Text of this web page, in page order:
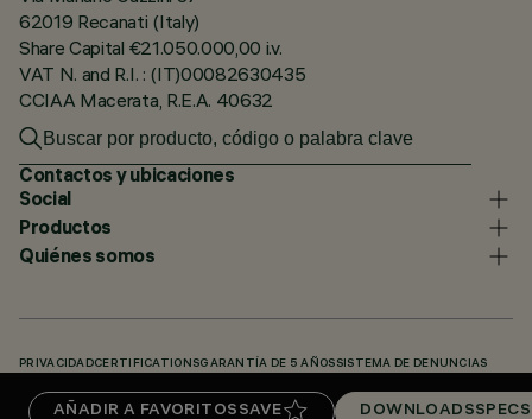
AÑADIR A FAVORITOS SAVE DOWNLOADSSPECS
62019 Recanati (Italy)
Share Capital €21.050.000,00 i.v.
VAT N. and R.I. : (IT)00082630435
CCIAA Macerata, R.E.A. 40632
Contactos y ubicaciones
Social
Productos
Quiénes somos
PRIVACIDADCERTIFICATIONSGARANTÍA DE 5 AÑOS SISTEMA DE DENUNCIAS
KNOWLEDGE BASE (LOGIN REQUIRED)DOWNLOADS